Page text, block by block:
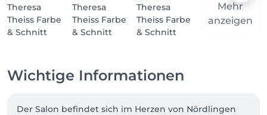
Mehr
anzeigen
Wichtige Informationen
Der Salon befindet sich im Herzen von Nördlingen